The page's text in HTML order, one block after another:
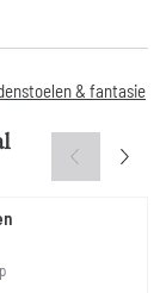
& fantasie